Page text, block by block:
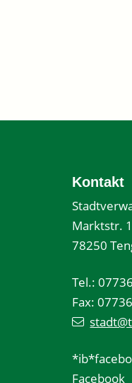
Kontakt
Marktstr. 1
78250
Tel.:
Fax:
Facebook